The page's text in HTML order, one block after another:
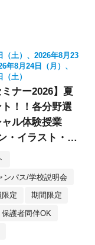
（土）、2026年8月23
年8月24日（月）、
土）
ミナー2026】夏
！！各分野選
ル体験授業
・イラスト・映
・フォト》
ンパス/学校説明会
限定 期間限定
保護者同伴OK